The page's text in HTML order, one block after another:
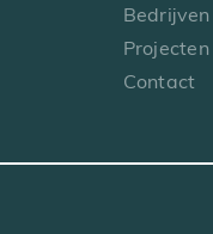
Bedrijven
Projecten
Contact